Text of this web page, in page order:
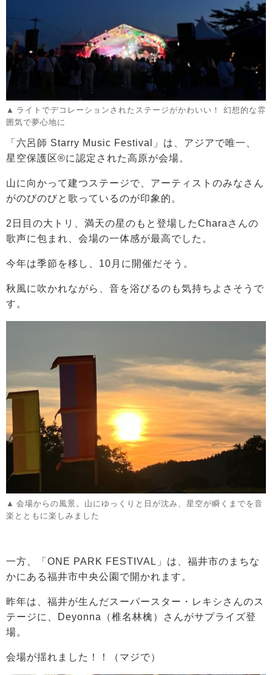
ライトでデコレーションされたステージがかわいい！ 幻想的な雰
囲気で夢心地に
「六呂師 Starry Music Festival」は、アジアで唯一、
星空保護区®に認定された高原が会場。
山に向かって建つステージで、アーティストのみなさん
がのびのびと歌っているのが印象的。
2日目の大トリ、満天の星のもと登場したCharaさんの
歌声に包まれ、会場の一体感が最高でした。
今年は季節を移し、10月に開催だそう。
秋風に吹かれながら、音を浴びるのも気持ちよさそうで
す。
会場からの風景。山にゆっくりと日が沈み、星空が瞬くまでを音
楽とともに楽しみました
一方、「ONE PARK FESTIVAL」は、福井市のまちな
かにある福井市中央公園で開かれます。
昨年は、福井が生んだスーパースター・レキシさんのス
テージに、Deyonna（椎名林檎）さんがサプライズ登
場。
会場が揺れました！！（マジで）